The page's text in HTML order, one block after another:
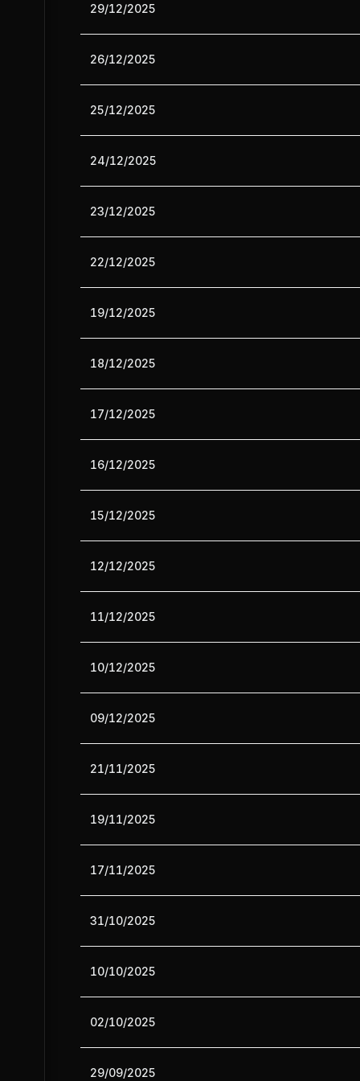
29/12/2025
26/12/2025
25/12/2025
24/12/2025
23/12/2025
22/12/2025
19/12/2025
18/12/2025
17/12/2025
16/12/2025
15/12/2025
12/12/2025
11/12/2025
10/12/2025
09/12/2025
21/11/2025
19/11/2025
17/11/2025
31/10/2025
10/10/2025
02/10/2025
29/09/2025